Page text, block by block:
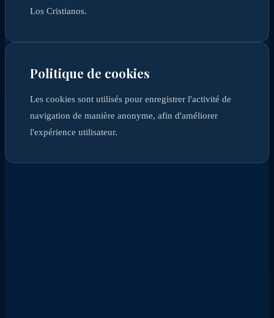
Los Cristianos.
Politique de cookies
Les cookies sont utilisés pour enregistrer l'activité de
navigation de manière anonyme, afin d'améliorer
l'expérience utilisateur.